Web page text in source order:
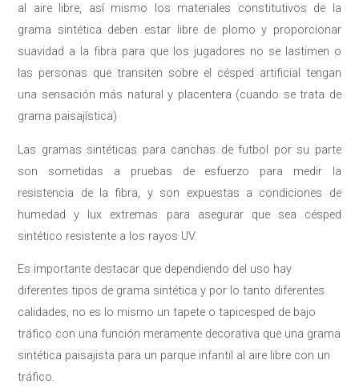
al aire libre, así mismo los materiales constitutivos de la
grama sintética deben estar libre de plomo y proporcionar
suavidad a la fibra para que los jugadores no se lastimen o
las personas que transiten sobre el césped artificial tengan
una sensación más natural y placentera (cuando se trata de
grama paisajística)
Las gramas sintéticas para canchas de futbol por su parte
son sometidas a pruebas de esfuerzo para medir la
resistencia de la fibra, y son expuestas a condiciones de
humedad y lux extremas para asegurar que sea césped
sintético resistente a los rayos UV.
Es importante destacar que dependiendo del uso hay
diferentes tipos de grama sintética y por lo tanto diferentes
calidades, no es lo mismo un tapete o tapicesped de bajo
tráfico con una función meramente decorativa que una grama
sintética paisajista para un parque infantil al aire libre con un
tráfico.